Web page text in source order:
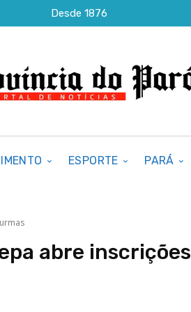
Desde 1876
ESPORTE PARÁ
abre inscrições